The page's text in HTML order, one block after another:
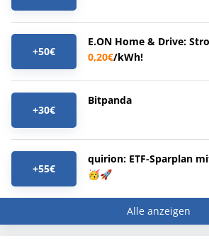
+50€
E.ON Home & Drive:
0,20€/kWh!
+30€
Bitpanda
+55€
quirion: ETF-Sparplan
🥳🚀
Alle anzeigen